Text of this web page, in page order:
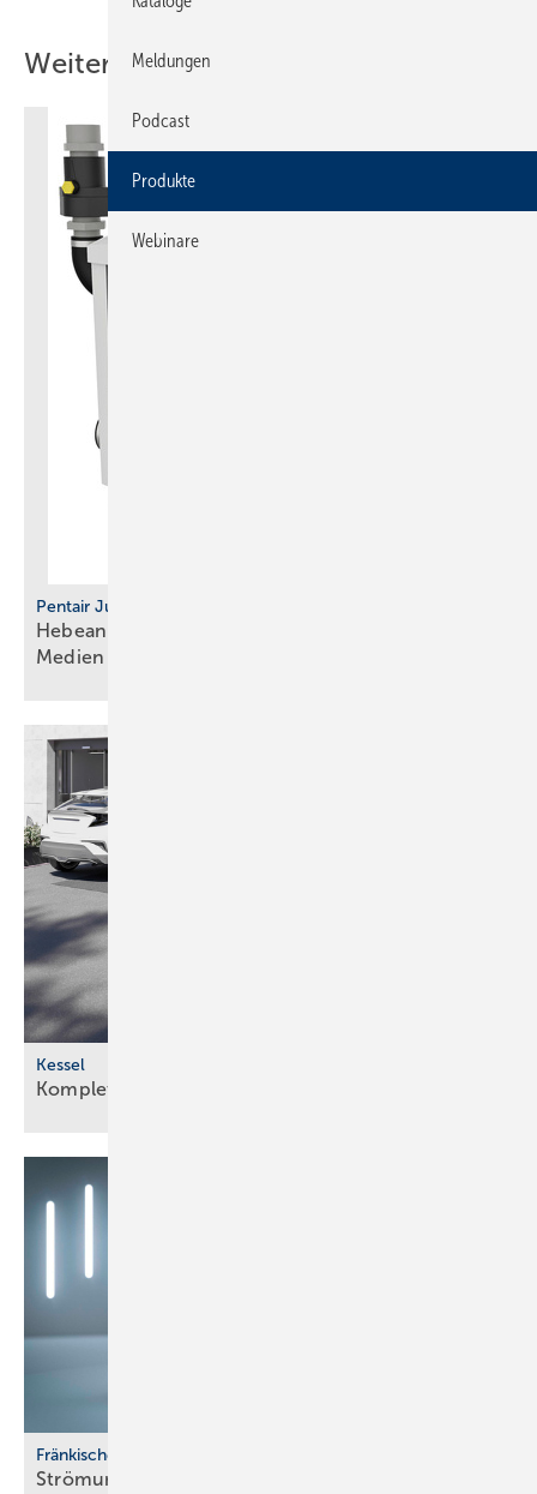
Weitere Inhalte
Pentair Jung Pumpen
Hebeanlage für Abwasser und aggressive
Medien
Kessel
Komplettlösung für den
Fränkische
Strömungsoptimiertes
Meldungen
Podcast
Produkte
Webinare